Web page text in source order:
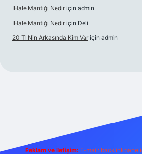
İHale Mantığı Nedir için admin
İHale Mantığı Nedir için Deli
20 Tl Nin Arkasında Kim Var için admin
Reklam ve İletişim: E-mail: